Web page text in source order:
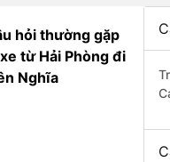
hỏi thường gặp
từ Hải Phòng đi
Nghĩa